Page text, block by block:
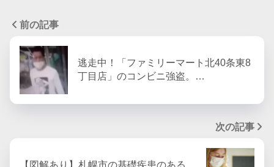
前の記事
逃走中！「ファミリーマート北40条東8
丁目店」のコンビニ強盗。…
次の記事
【図解あり】札幌市の基礎疾患のある